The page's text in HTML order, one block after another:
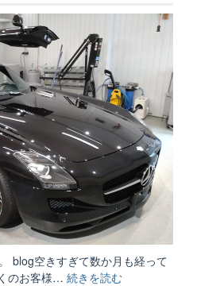
blog空きすぎて数か月も経って
のお客様… 続きを読む